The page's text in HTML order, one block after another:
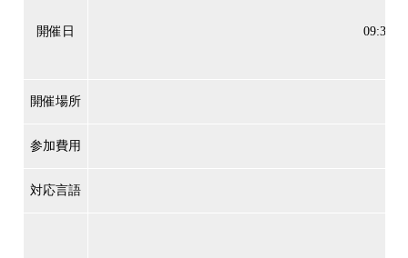
開催日 09:30
開催場所
参加費用
対応言語